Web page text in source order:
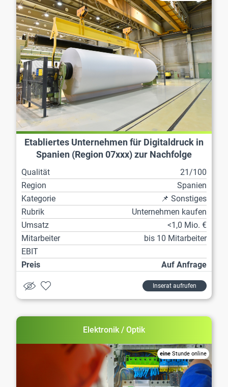
Etabliertes Unternehmen für Digitaldruck in
Spanien (Region 07xxx) zur Nachfolge
Qualität
21/100
Region
Spanien
Kategorie
📌 Sonstiges
Rubrik
Unternehmen kaufen
Umsatz
<1,0 Mio. €
Mitarbeiter
bis 10 Mitarbeiter
EBIT
Preis
Auf Anfrage
Inserat aufrufen
Elektronik / Optik
eine Stunde online